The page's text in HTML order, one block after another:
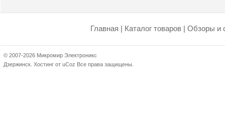
Главная Каталог товаров Обзоры и
© 2007-2026 Микромир Электроникс
Дзержинск. Хостинг от uCoz Все права защищены.